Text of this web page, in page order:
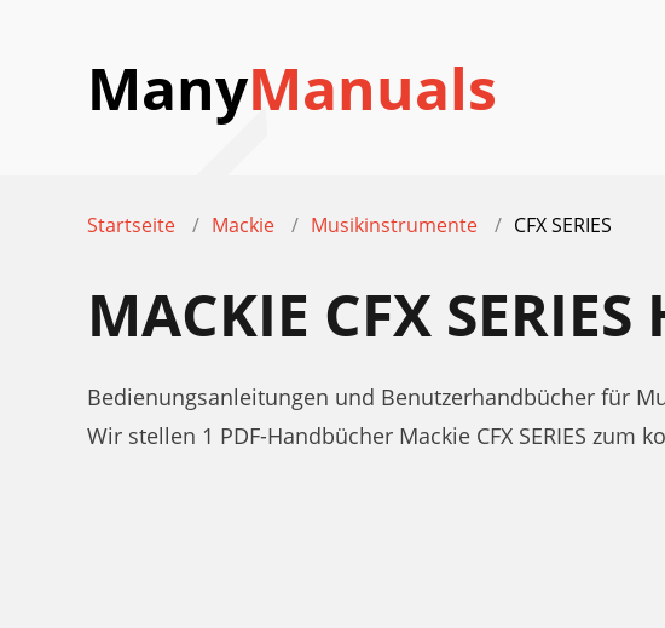
ManyManuals
Startseite Mackie Musikinstrumente CFX SERIES
MACKIE CFX
Bedienungsanleitungen und Benutzerhandbücher für
Wir stellen 1 PDF-Handbücher Mackie CFX SERIES